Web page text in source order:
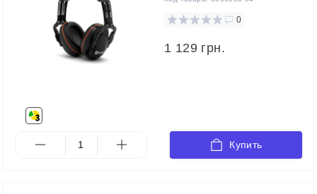
0
1 129 грн.
Купить